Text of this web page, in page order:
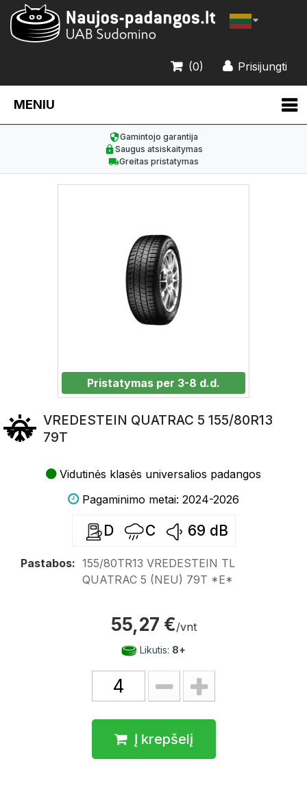
Prisijungti
(0)
MENIU
Gamintojo garantija
Saugus atsiskaitymas
Greitas pristatymas
Pristatymas per 3-8 d.d.
VREDESTEIN QUATRAC 5 155/80R13
79T
Vidutinės klasės universalios padangos
Pagaminimo metai: 2024-2026
D C 69 dB
Pastabos: 155/80TR13 VREDESTEIN TL
QUATRAC 5 (NEU) 79T *E*
55,27 €/vnt
Likutis: 8+
Į krepšelį